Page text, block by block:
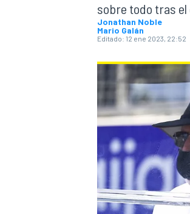
WEC
sobre todo tras el
Jonathan Noble
Mario Galán
Editado: 12 ene 2023, 22:52